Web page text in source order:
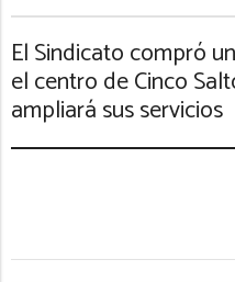
El Sindicato compró
el centro de Cinco
ampliará sus servicios